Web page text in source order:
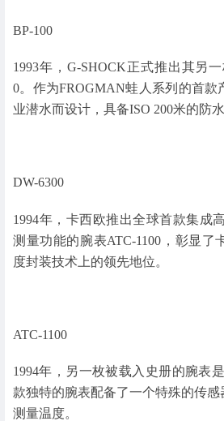
BP-100
1993年，G-SHOCK正式推出其另
0。作为FROGMAN蛙人系列的首款
业潜水而设计，具备ISO 200米的防水
DW-6300
1994年，卡西欧推出全球首款集成
测量功能的腕表ATC-1100，彰显了
度封装技术上的领先地位。
ATC-1100
1994年，另一枚被载入史册的腕表
款独特的腕表配备了一个特殊的传
测量温度。